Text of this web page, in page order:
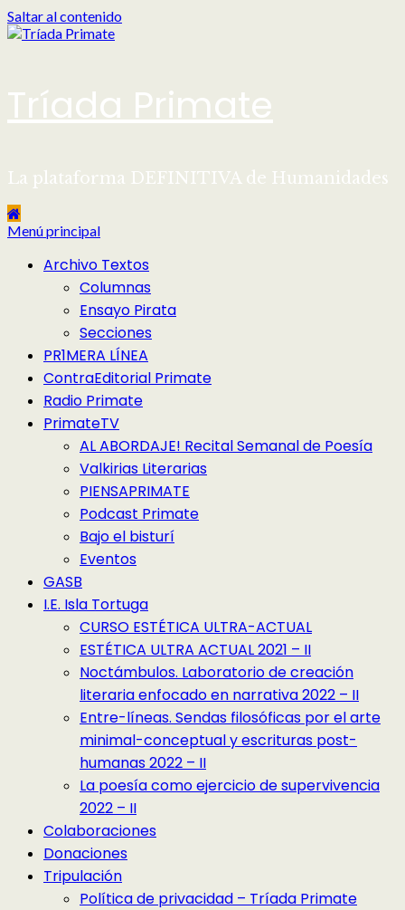
Saltar al contenido
Tríada Primate
La plataforma DEFINITIVA de Humanidades
Menú principal
Archivo Textos
Columnas
Ensayo Pirata
Secciones
PR1MERA LÍNEA
ContraEditorial Primate
Radio Primate
PrimateTV
AL ABORDAJE! Recital Semanal de Poesía
Valkirias Literarias
PIENSAPRIMATE
Podcast Primate
Bajo el bisturí
Eventos
GASB
I.E. Isla Tortuga
CURSO ESTÉTICA ULTRA-ACTUAL
ESTÉTICA ULTRA ACTUAL 2021 – II
Noctámbulos. Laboratorio de creación
literaria enfocado en narrativa 2022 – II
Entre-líneas. Sendas filosóficas por el arte
minimal-conceptual y escrituras post-
humanas 2022 – II
La poesía como ejercicio de supervivencia
2022 – II
Colaboraciones
Donaciones
Tripulación
Política de privacidad – Tríada Primate